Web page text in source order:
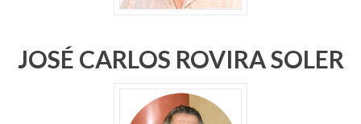
JOSÉ CARLOS ROVIRA SOLER